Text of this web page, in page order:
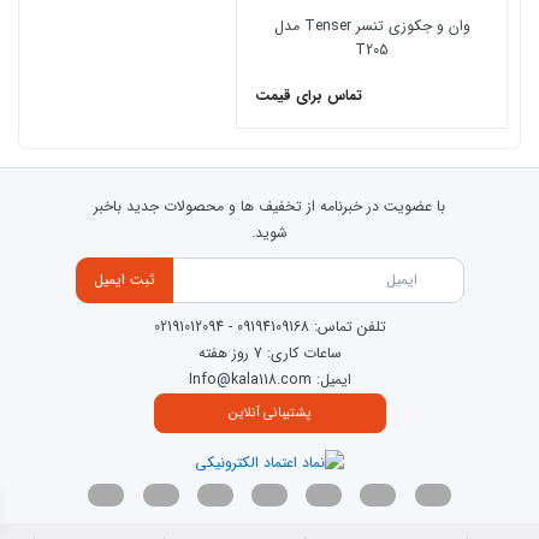
دقيقه که اين ميزان براي موتوري با ايت توان بالاترين مقدار خروجي مي
الکتريکي يا الکترونيکي دچار اتصال کوتاه شوند سيستم محافظ جان
الکترونيکي جريان برق را به طور کامل از ورودي سيستم قطع مينمايد و تا
برطرف شدن نقص اجازه عبور جريان الکتريسته را نخواهد داد.
وان و جکوزی تنسر Tenser مدل
T205
تماس برای قیمت
با عضویت در خبرنامه از تخفیف ها و محصولات جدید باخبر
شوید.
ثبت ایمیل
پشتیبانی آنلاین
تلفن تماس:09194109168
-
02191012094
ساعات کاری: 7 روز هفته
ایمیل: Info@kala118.com